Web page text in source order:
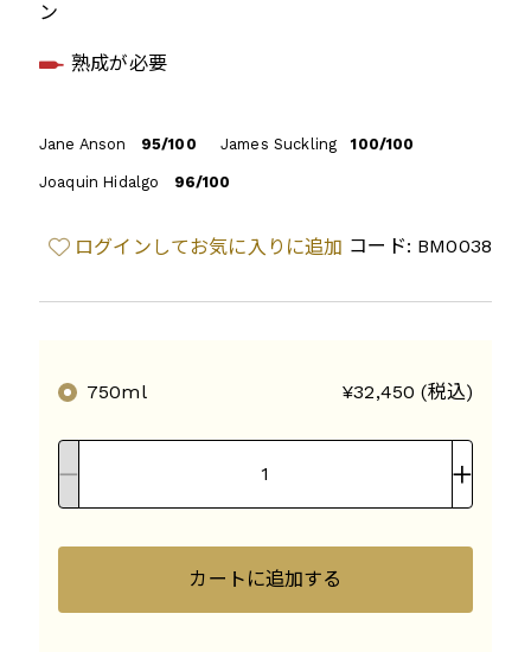
ン
熟成が必要
Jane Anson 95/100 James Suckling 100/100
Joaquin Hidalgo 96/100
ログインしてお気に入りに追加 コード: BM0038
750ml ¥32,450 (税込)
カートに追加する